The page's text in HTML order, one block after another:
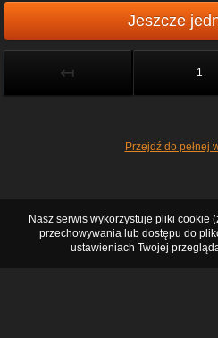
Jeszcze
↤ 1
Przejdź do pełnej
Nasz serwis wykorzystuje pliki cookie
przechowywania lub dostępu do
ustawieniach Twojej